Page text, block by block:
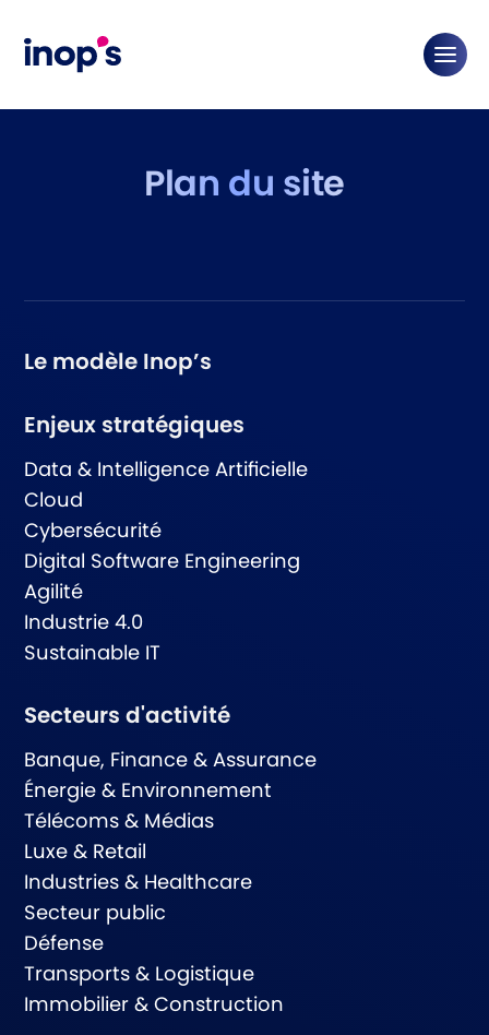
Plan du site
Le modèle Inop’s
Enjeux stratégiques
Data & Intelligence Artificielle
Cloud
Cybersécurité
Digital Software Engineering
Agilité
Industrie 4.0
Sustainable IT
Secteurs d'activité
Banque, Finance & Assurance
Énergie & Environnement
Télécoms & Médias
Luxe & Retail
Industries & Healthcare
Secteur public
Défense
Transports & Logistique
Immobilier & Construction